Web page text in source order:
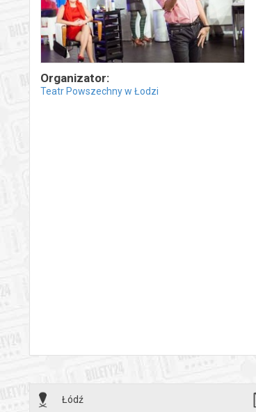
Organizator:
Teatr Powszechny w Łodzi
Łódź